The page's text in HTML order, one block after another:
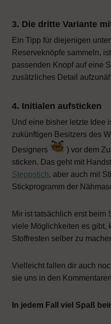
3. Die dritte Variante
Ein Tipp für diejenigen
Reserveknöpfe sammeln,
passenden Knopf auf eine
zusätzliches Detail
4. Initialen aufsticken
Und eine bisher letzte Idee
zukünftigen Besitzers des
Designers
) vor dem
sticken. Das geht mit
Steppstich, aber auch mit
Stickprogramm der
Mir ist tatsächlich erst beim
viele Möglichkeiten es gibt,
Stoffresten selber zu
Vielleicht fallen dir auch
sie uns in den
In jedem Fall viel Spaß